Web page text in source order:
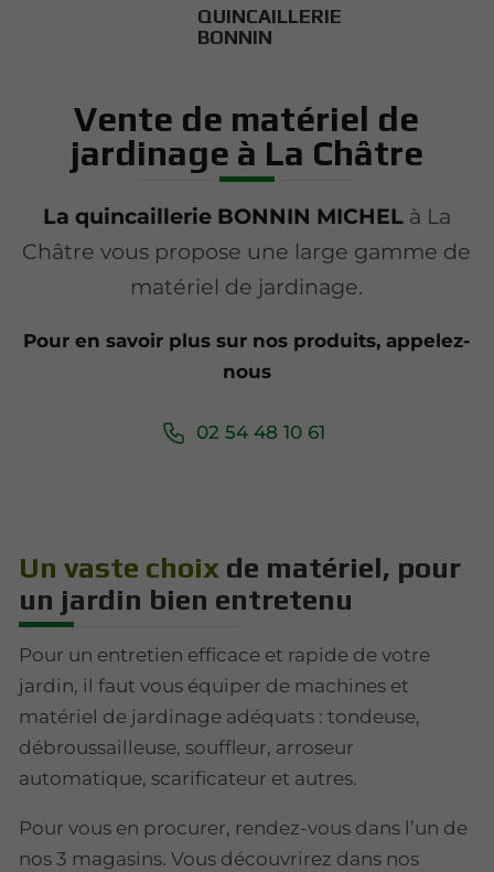
QUINCAILLERIE
BONNIN
Vente de matériel de
jardinage à La Châtre
La quincaillerie BONNIN MICHELà La
Châtre vous propose une large gamme de
matériel de jardinage.
Pour en savoir plus sur nos produits, appelez-
nous
02 54 48 10 61
Un vaste choix de matériel, pour
un jardin bien entretenu
Pour un entretien efficace et rapide de votre
jardin, il faut vous équiper de machines et
matériel de jardinage adéquats : tondeuse,
débroussailleuse, souffleur, arroseur
automatique, scarificateur et autres.
Pour vous en procurer, rendez-vous dans l’un de
nos 3 magasins. Vous découvrirez dans nos